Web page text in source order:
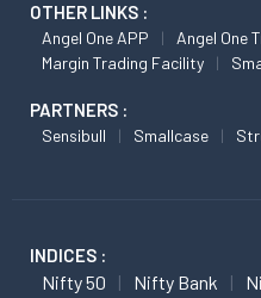
OTHER LINKS :
Angel One APP Angel One
Margin Trading Facility
PARTNERS :
Sensibull Smallcase
INDICES :
Nifty 50 Nifty Bank